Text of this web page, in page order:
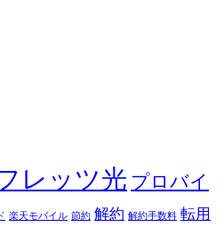
レッツ光 プロバイ
楽天モバイル 節約 解約 解約手数料 転用